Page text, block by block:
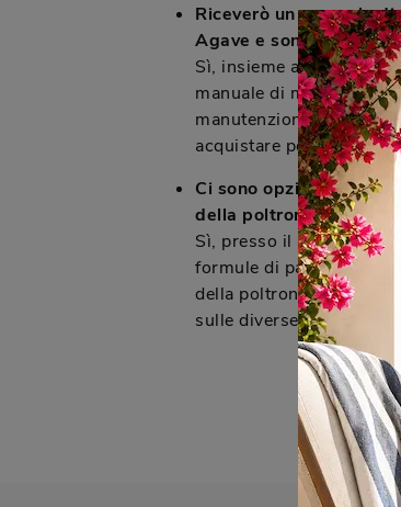
Riceverò un manuale
Agave e sono
Sì, insieme all'acquisto
manuale di
manutenzione periodica
acquistare pezzi di
Ci sono opzioni di
della poltrona Agave?
Sì, presso il nostro
formule di pagamento
della poltrona Agave e
sulle diverse opzioni